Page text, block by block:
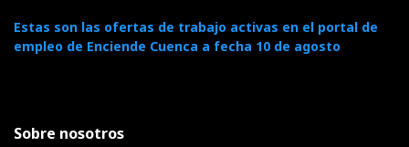
Estas son las ofertas de trabajo activas en el portal de
empleo de Enciende Cuenca a fecha 10 de agosto
Sobre nosotros